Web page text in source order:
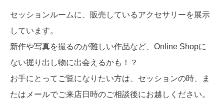
セッションルームに、販売しているアクセサリーを展示
しています。
新作や写真を撮るのが難しい作品など、Online Shopに
ない掘り出し物に出会えるかも！？
お手にとってご覧になりたい方は、セッションの時、ま
たはメールでご来店日時のご相談後にお越しください。